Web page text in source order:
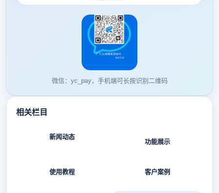
微信：yc_pay，手机端可长按识别二维码
相关栏目
新闻动态
功能展示
使用教程 客户案例